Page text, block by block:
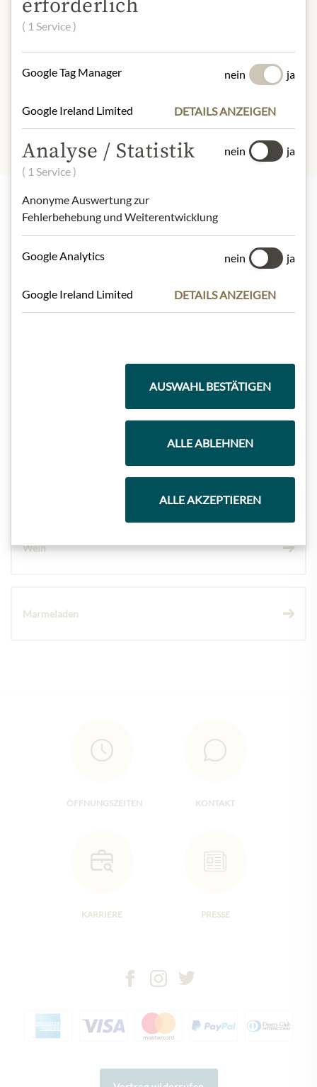
Produktdesign von der Abbildung
abweichen kann.
Produktdesign von der Abbildung
Highlights aus unserem Sortiment
Wein
Marmeladen
ÖFFNUNGSZEITEN KONTAKT
KARRIERE PRESSE
erforderlich
( 1 Service )
Google Tag Manager nein ja
Google Ireland Limited DETAILS ANZEIGEN
Analyse / Statistik
( 1 Service )
Anonyme Auswertung zur
Fehlerbehebung und Weiterentwicklung
nein ja
Google Analytics nein ja
Google Ireland Limited DETAILS ANZEIGEN
AUSWAHL BESTÄTIGEN
ALLE ABLEHNEN
ALLE AKZEPTIEREN